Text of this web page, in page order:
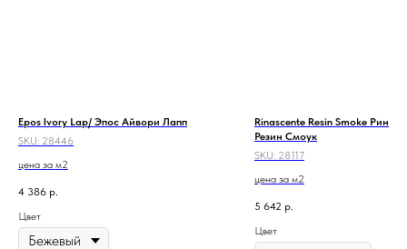
Epos Ivory Lap/ Эпос Айвори Лапп
SKU: 28446
цена за м2
4 386 р.
Цвет
Rinascente Resin Smoke
Резин Смоук
SKU: 28117
цена за м2
5 642 р.
Цвет